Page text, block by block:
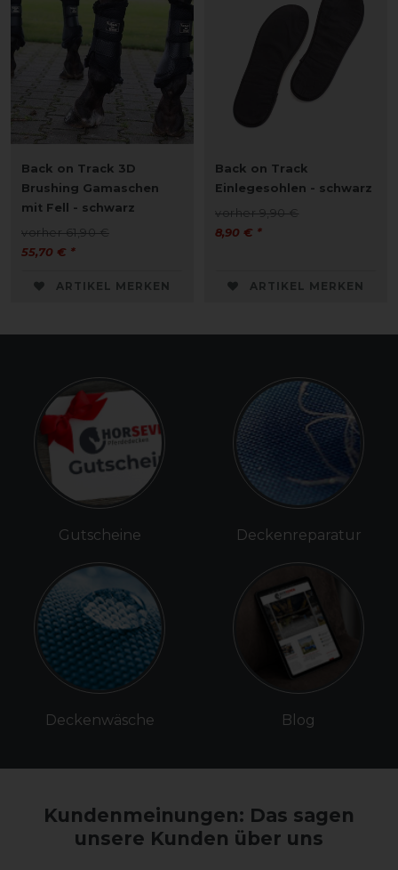
Back on Track 3D
Brushing Gamaschen
mit Fell - schwarz
vorher 61,90 €
55,70 € *
ARTIKEL MERKEN
Back on Track
Einlegesohlen - schwarz
vorher 9,90 €
8,90 € *
ARTIKEL MERKEN
Gutscheine
Deckenwäsche
Deckenreparatur
Blog
Kundenmeinungen: Das sagen
unsere Kunden über uns